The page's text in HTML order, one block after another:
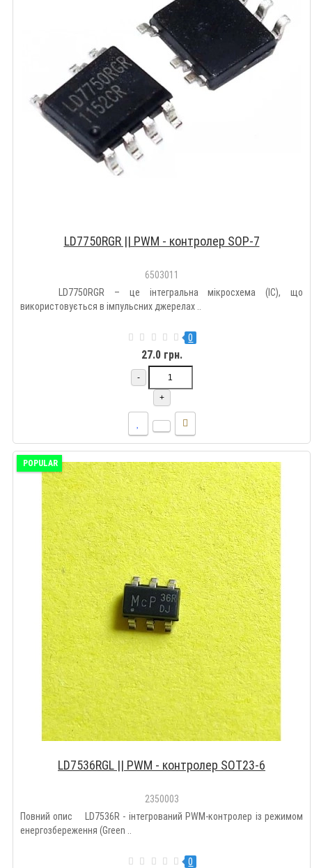
LD7750RGR || PWM - контролер SOP-7
6503011
LD7750RGR – це інтегральна мікросхема (IC), що
використовується в імпульсних джерелах ..
0
27.0 грн.
-
+
POPULAR
LD7536RGL || PWM - контролер SOT23-6
2350003
Повний опис LD7536R - інтегрований PWM-контролер із режимом
енергозбереження (Green ..
0